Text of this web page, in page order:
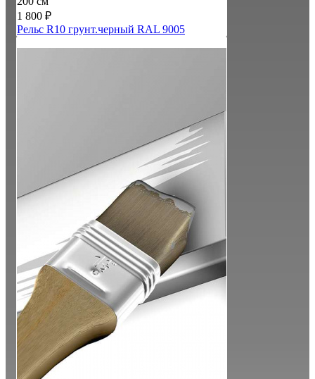
1 800 ₽
Рельс R10 грунт.черный RAL 9005